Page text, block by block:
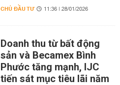
CHỦ ĐẦU TƯ 11:36 | 28/01/2026
Doanh thu từ bất động
sản và Becamex Bình
Phước tăng mạnh, IJC
tiến sát mục tiêu lãi năm